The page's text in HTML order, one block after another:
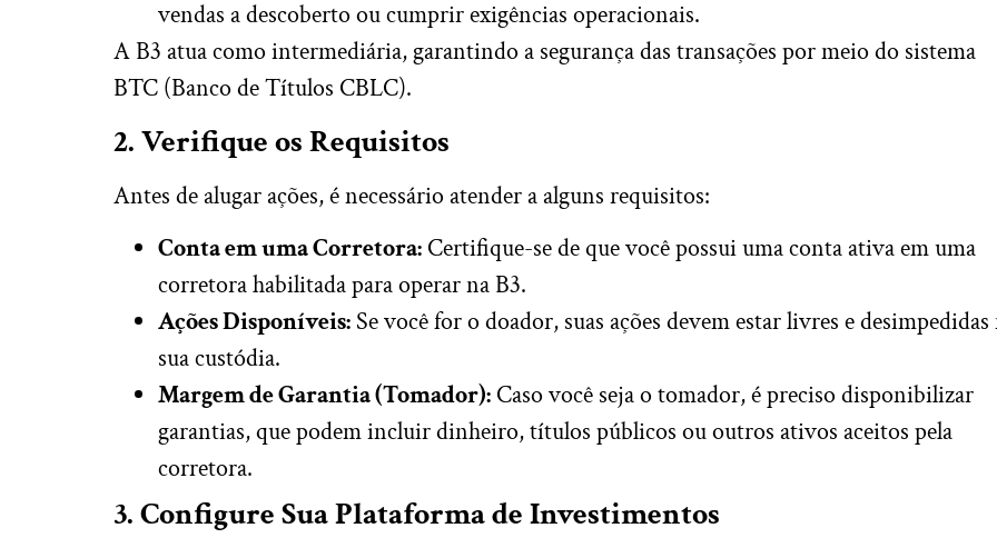
vendas a descoberto ou cumprir exigências operacionais.
A B3 atua como intermediária, garantindo a segurança das transações por meio do sistema
BTC (Banco de Títulos CBLC).
2. Verifique os Requisitos
Antes de alugar ações, é necessário atender a alguns requisitos:
Conta em uma Corretora: Certifique-se de que você possui uma conta ativa em uma
corretora habilitada para operar na B3.
Ações Disponíveis: Se você for o doador, suas ações devem estar livres e desimpedidas
sua custódia.
Margem de Garantia (Tomador): Caso você seja o tomador, é preciso disponibilizar
garantias, que podem incluir dinheiro, títulos públicos ou outros ativos aceitos pela
corretora.
3. Configure Sua Plataforma de Investimentos